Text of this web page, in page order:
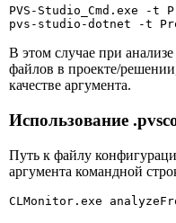
PVS-Studio_Cmd.exe -
pvs-studio-dotnet -t
В этом случае при
файлов в проекте/
качестве аргумента.
Использование
Путь к файлу
аргумента командной
CLMonitor.exe